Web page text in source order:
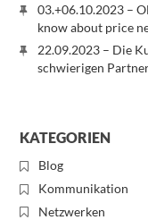
03.+06.10.2023 –
know about price
22.09.2023 – Die
schwierigen
KATEGORIEN
Blog
Kommunikation
Netzwerken